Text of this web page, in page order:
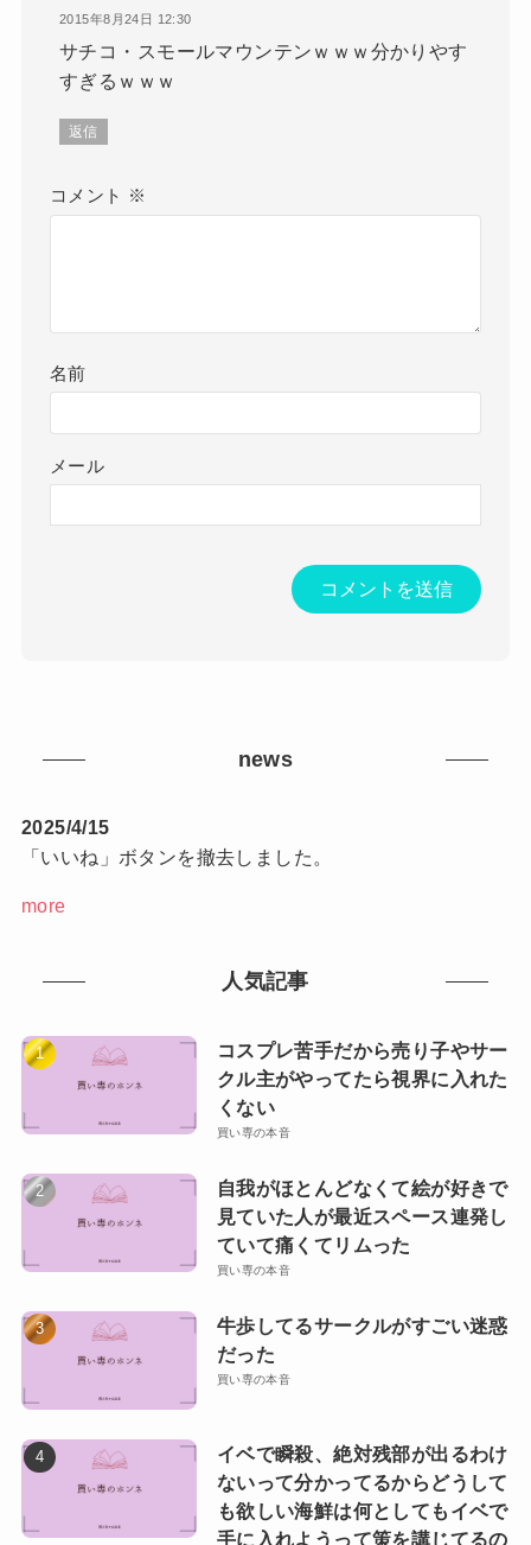
2015年8月24日 12:30
サチコ・スモールマウンテンｗｗｗ分かりやす
すぎるｗｗｗ
返信
コメント ※
名前
メール
news
2025/4/15
「いいね」ボタンを撤去しました。
more
人気記事
コスプレ苦手だから売り子やサー
クル主がやってたら視界に入れた
くない
買い専の本音
自我がほとんどなくて絵が好きで
見ていた人が最近スペース連発し
ていて痛くてリムった
買い専の本音
牛歩してるサークルがすごい迷惑
だった
買い専の本音
イベで瞬殺、絶対残部が出るわけ
ないって分かってるからどうして
も欲しい海鮮は何としてもイベで
手に入れようって策を講じてるの